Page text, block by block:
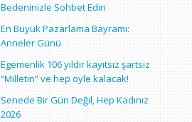
Bedeninizle Sohbet Edin
En Büyük Pazarlama Bayramı:
Anneler Günü
Egemenlik 106 yıldır kayıtsız şartsız
“Milletin” ve hep öyle kalacak!
Senede Bir Gün Değil, Hep Kadınız
2026